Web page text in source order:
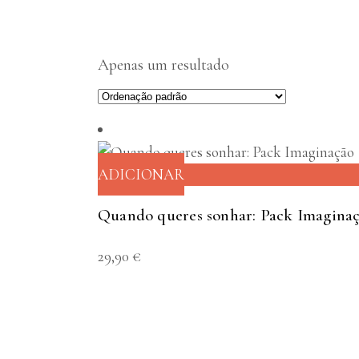
Apenas um resultado
ADICIONAR
Quando queres sonhar: Pack
29,90 €